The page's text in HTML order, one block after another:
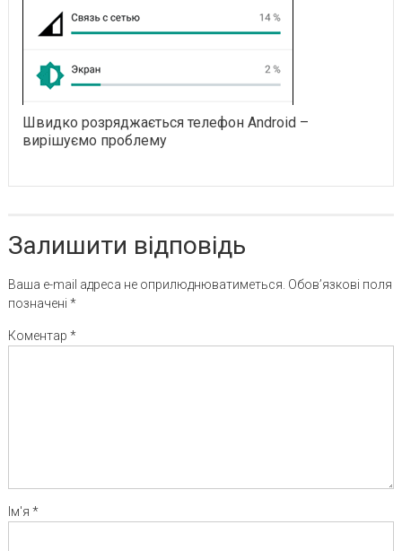
Швидко розряджається телефон Android –
вирішуємо проблему
Залишити відповідь
Ваша e-mail адреса не оприлюднюватиметься. Обов’язкові поля
позначені *
Коментар *
Ім'я *